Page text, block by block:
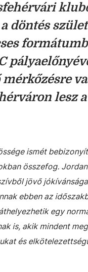
döntés
lesz
ismét
összefog.
jövő
ebben az
egy
is, akik mindent
és